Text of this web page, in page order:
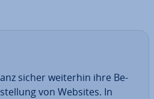
sicher weiterhin ihre Be­
von Websites. In